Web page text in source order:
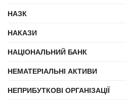
НАЗК
НАКАЗИ
НАЦІОНАЛЬНИЙ БАНК
НЕМАТЕРІАЛЬНІ АКТИВИ
НЕПРИБУТКОВІ ОРГАНІЗАЦІЇ